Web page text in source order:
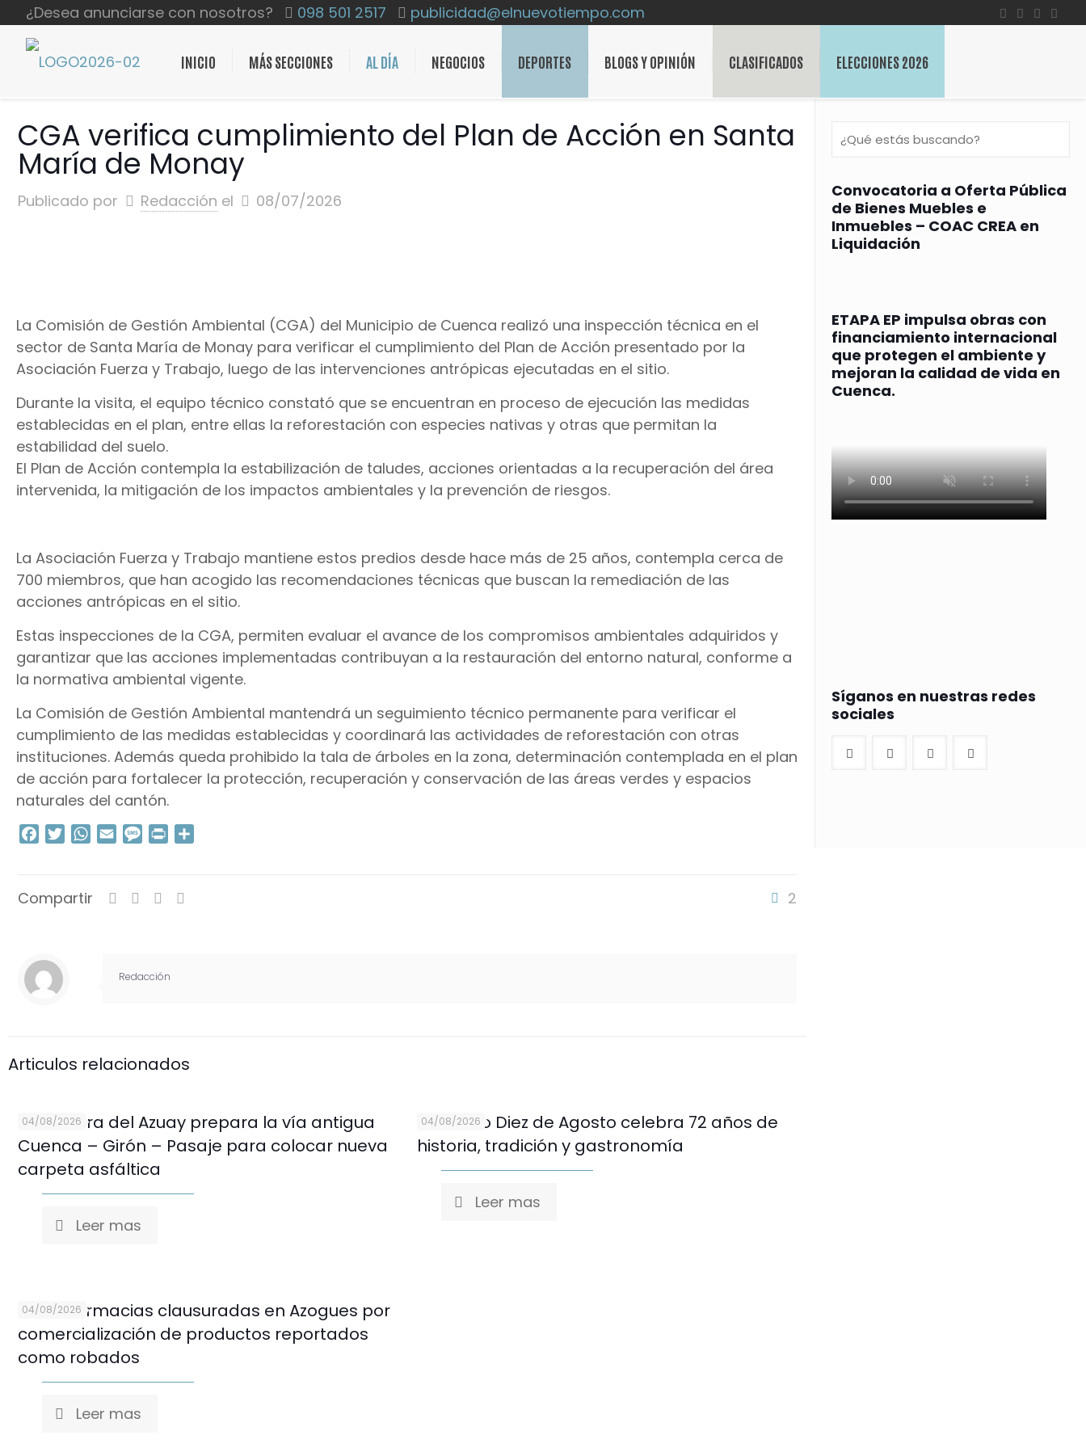
¿Desea anunciarse con nosotros? 098 501 2517 publicidad@elnuevotiempo.com
INICIO MÁS SECCIONES AL DÍA NEGOCIOS DEPORTES BLOGS Y OPINIÓN CLASIFICADOS ELECCIONES 2026
CGA verifica cumplimiento del Plan de Acción en Santa
María de Monay
Publicado por Redacción el 08/07/2026
La Comisión de Gestión Ambiental (CGA) del Municipio de Cuenca realizó una inspección técnica en el
sector de Santa María de Monay para verificar el cumplimiento del Plan de Acción presentado por la
Asociación Fuerza y Trabajo, luego de las intervenciones antrópicas ejecutadas en el sitio.
Durante la visita, el equipo técnico constató que se encuentran en proceso de ejecución las medidas
establecidas en el plan, entre ellas la reforestación con especies nativas y otras que permitan la
estabilidad del suelo.
El Plan de Acción contempla la estabilización de taludes, acciones orientadas a la recuperación del área
intervenida, la mitigación de los impactos ambientales y la prevención de riesgos.
La Asociación Fuerza y Trabajo mantiene estos predios desde hace más de 25 años, contempla cerca de
700 miembros, que han acogido las recomendaciones técnicas que buscan la remediación de las
acciones antrópicas en el sitio.
Estas inspecciones de la CGA, permiten evaluar el avance de los compromisos ambientales adquiridos y
garantizar que las acciones implementadas contribuyan a la restauración del entorno natural, conforme a
la normativa ambiental vigente.
La Comisión de Gestión Ambiental mantendrá un seguimiento técnico permanente para verificar el
cumplimiento de las medidas establecidas y coordinará las actividades de reforestación con otras
instituciones. Además queda prohibido la tala de árboles en la zona, determinación contemplada en el plan
de acción para fortalecer la protección, recuperación y conservación de las áreas verdes y espacios
naturales del cantón.
Facebook
TwitterWhatsApp
Email Message
Print
Compartir 2
Redacción
Articulos relacionados
04/08/2026
Prefectura del Azuay prepara la vía antigua
Cuenca – Girón – Pasaje para colocar nueva
carpeta asfáltica
Leer mas
04/08/2026
Mercado Diez de Agosto celebra 72 años de
historia, tradición y gastronomía
Leer mas
04/08/2026
Cinco farmacias clausuradas en Azogues por
comercialización de productos reportados
como robados
Leer mas
Convocatoria a Oferta Pública
de Bienes Muebles e
Inmuebles – COAC CREA en
Liquidación
ETAPA EP impulsa obras con
financiamiento internacional
que protegen el ambiente y
mejoran la calidad de vida en
Cuenca.
Síganos en nuestras redes
sociales